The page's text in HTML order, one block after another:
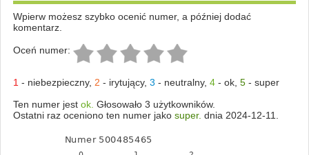
Wpierw możesz szybko ocenić numer, a później dodać
komentarz.
Oceń numer:
1 - niebezpieczny, 2 - irytujący, 3 - neutralny, 4- ok, 5- super
Ten numer jest ok. Głosowało 3 użytkowników.
Ostatni raz oceniono ten numer jako super. dnia 2024-12-11.